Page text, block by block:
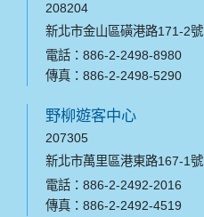
208204
新北市金山區磺港路171-2號
電話：886-2-2498-8980
傳真：886-2-2498-5290
野柳遊客中心
207305
新北市萬里區港東路167-1號
電話：886-2-2492-2016
傳真：886-2-2492-4519